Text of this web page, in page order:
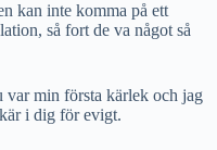
kan inte komma på ett
så fort de va något så
var min första kärlek och jag
i dig för evigt.